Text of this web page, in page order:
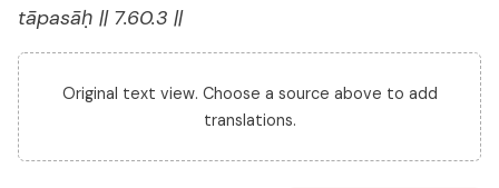
tāpasāḥ || 7.60.3 ||
Original text view. Choose a source above to add
translations.